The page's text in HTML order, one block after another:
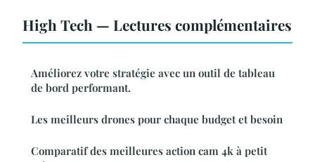
High Tech — Lectures complémentaires
Améliorez votre stratégie avec un outil de tableau
de bord performant.
Les meilleurs drones pour chaque budget et besoin
Comparatif des meilleures action cam 4k à petit